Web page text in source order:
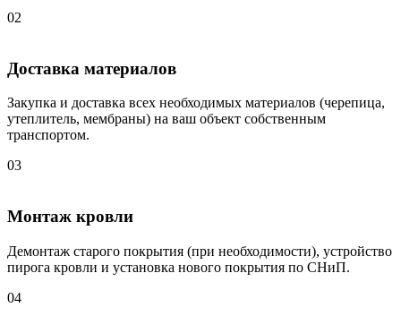
02
Доставка материалов
Закупка и доставка всех необходимых материалов (черепица,
утеплитель, мембраны) на ваш объект собственным
транспортом.
03
Монтаж кровли
Демонтаж старого покрытия (при необходимости), устройство
пирога кровли и установка нового покрытия по СНиП.
04